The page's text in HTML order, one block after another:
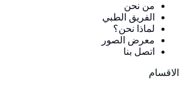
من نحن
الفريق الطبي
لماذا نحن؟
معرض الصور
اتصل بنا